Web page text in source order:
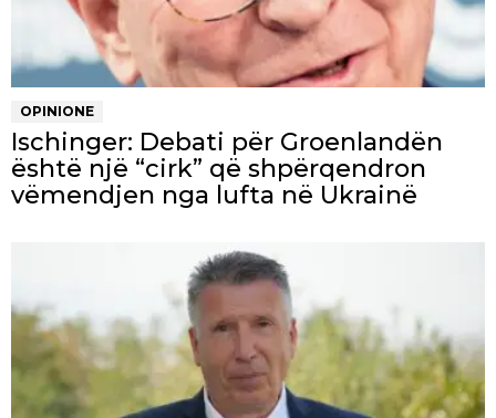
OPINIONE
Ischinger: Debati për Groenlandën
është një “cirk” që shpërqendron
vëmendjen nga lufta në Ukrainë